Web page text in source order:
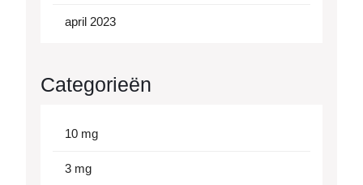
april 2023
Categorieën
10 mg
3 mg